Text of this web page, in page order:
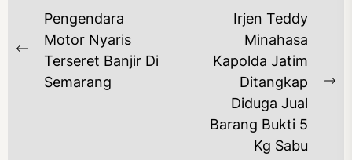
NAVIGASI
POS
Previous
post:
Pengendara
Motor Nyaris
Terseret Banjir Di
Semarang
Irjen Teddy
Minahasa
Kapolda Jatim
Ditangkap
Diduga Jual
Barang Bukti 5
Kg Sabu